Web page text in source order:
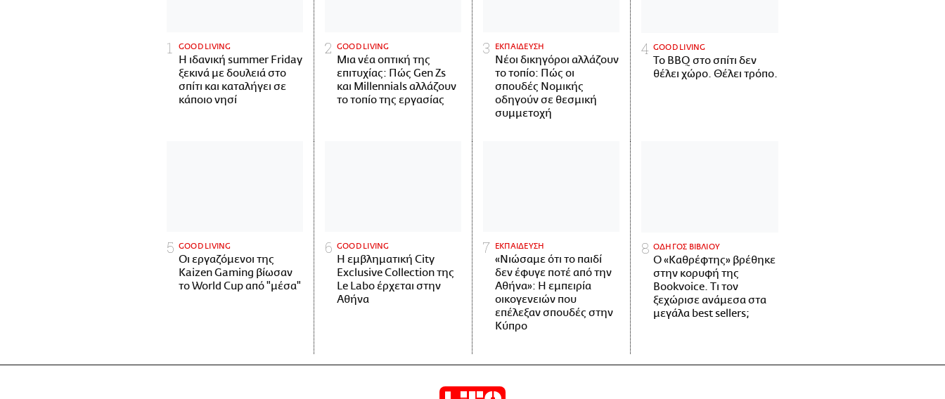
GOOD LIVING
Η ιδανική summer Friday
ξεκινά με δουλειά στο
σπίτι και καταλήγει σε
κάποιο νησί
GOOD LIVING
Μια νέα οπτική της
επιτυχίας: Πώς Gen Zs
και Millennials αλλάζουν
το τοπίο της εργασίας
ΕΚΠΑΙΔΕΥΣΗ
Νέοι δικηγόροι αλλάζουν
το τοπίο: Πώς οι
σπουδές Νομικής
οδηγούν σε θεσμική
συμμετοχή
GOOD LIVING
Το BBQ στο σπίτι δεν
θέλει χώρο. Θέλει τρόπο.
GOOD LIVING
Οι εργαζόμενοι της
Kaizen Gaming βίωσαν
το World Cup από "μέσα"
GOOD LIVING
Η εμβληματική City
Exclusive Collection της
Le Labo έρχεται στην
Αθήνα
ΕΚΠΑΙΔΕΥΣΗ
«Νιώσαμε ότι το παιδί
δεν έφυγε ποτέ από την
Αθήνα»: Η εμπειρία
οικογενειών που
επέλεξαν σπουδές στην
Κύπρο
ΟΔΗΓΟΣ ΒΙΒΛΙΟΥ
Ο «Καθρέφτης» βρέθηκε
στην κορυφή της
Bookvoice. Τι τον
ξεχώρισε ανάμεσα στα
μεγάλα best sellers;